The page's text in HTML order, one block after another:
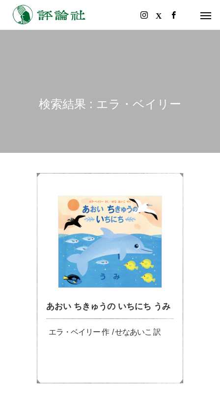
検索結果 : エラ・ベイリー
あおい ちきゅうの いちにち うみ
エラ・ベイリー 作 / せなあいこ 訳